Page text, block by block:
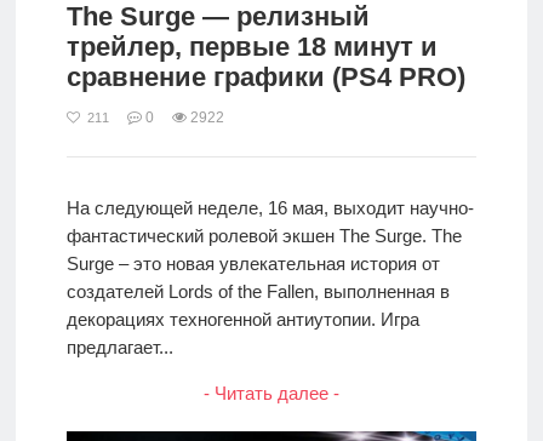
The Surge — релизный
трейлер, первые 18 минут и
сравнение графики (PS4 PRO)
211 0 2922
На следующей неделе, 16 мая, выходит научно-
фантастический ролевой экшен The Surge. The
Surge – это новая увлекательная история от
создателей Lords of the Fallen, выполненная в
декорациях техногенной антиутопии. Игра
предлагает...
- Читать далее -